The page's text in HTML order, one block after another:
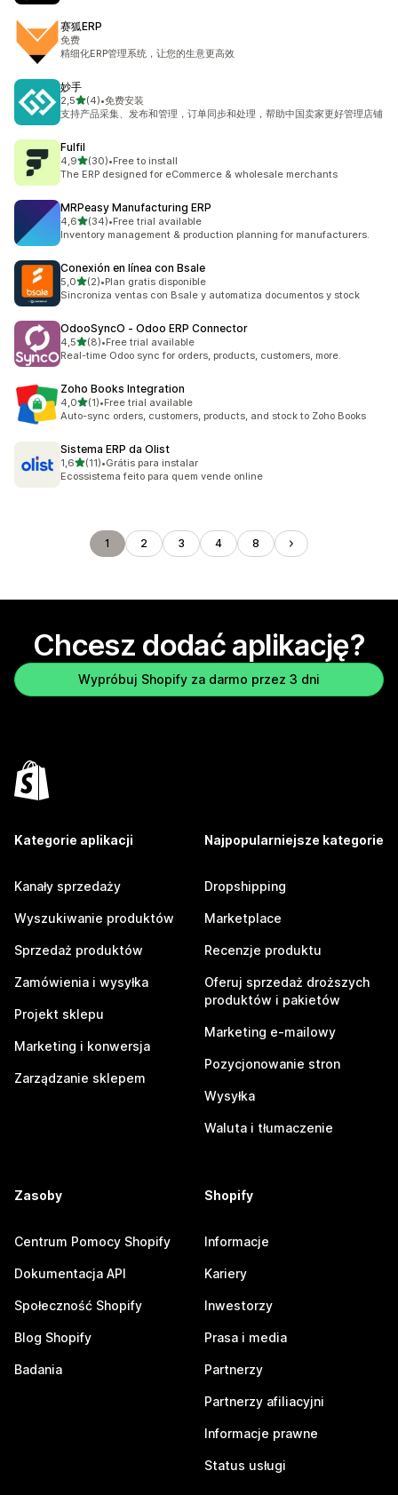
赛狐ERP
免费
精细化ERP管理系统，让您的生意更高效
妙手
2,5na 5 gwiazdek
(4)
Łączna liczba recenzji: 4
•免费安装
支持产品采集、发布和管理，订单同步和处理，帮助中国卖家更好管理店铺
Fulfil
4,9na 5 gwiazdek
(30)
Łączna liczba recenzji: 30
•Free to install
The ERP designed for eCommerce & wholesale merchants
MRPeasy Manufacturing ERP
4,6na 5 gwiazdek
(34)
Łączna liczba recenzji: 34
•Free trial available
Inventory management & production planning for manufacturers.
Conexión en línea con Bsale
5,0na 5 gwiazdek
(2)
Łączna liczba recenzji: 2
•Plan gratis disponible
Sincroniza ventas con Bsale y automatiza documentos y stock
OdooSyncO ‑ Odoo ERP Connector
4,5na 5 gwiazdek
(8)
Łączna liczba recenzji: 8
•Free trial available
Real-time Odoo sync for orders, products, customers, more.
Zoho Books Integration
4,0na 5 gwiazdek
(1)
Łączna liczba recenzji: 1
•Free trial available
Auto-sync orders, customers, products, and stock to Zoho Books
Sistema ERP da Olist
1,6na 5 gwiazdek
(11)
Łączna liczba recenzji: 11
•Grátis para instalar
Ecossistema feito para quem vende online
1 2 3 4 8
Chcesz dodać aplikację?
Wypróbuj Shopify za darmo przez 3 dni
Kategorie aplikacji
Kanały sprzedaży
Wyszukiwanie produktów
Sprzedaż produktów
Zamówienia i wysyłka
Projekt sklepu
Marketing i konwersja
Zarządzanie sklepem
Najpopularniejsze kategorie
Dropshipping
Marketplace
Recenzje produktu
Oferuj sprzedaż droższych
produktów i pakietów
Marketing e-mailowy
Pozycjonowanie stron
Wysyłka
Waluta i tłumaczenie
Zasoby
Centrum Pomocy Shopify
Dokumentacja API
Społeczność Shopify
Blog Shopify
Badania
Shopify
Informacje
Kariery
Inwestorzy
Prasa i media
Partnerzy
Partnerzy afiliacyjni
Informacje prawne
Status usługi